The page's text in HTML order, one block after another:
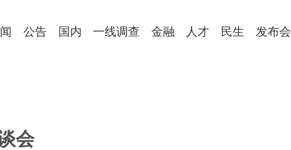
公告 国内 一线调查 金融 人才 民生 发布会
会